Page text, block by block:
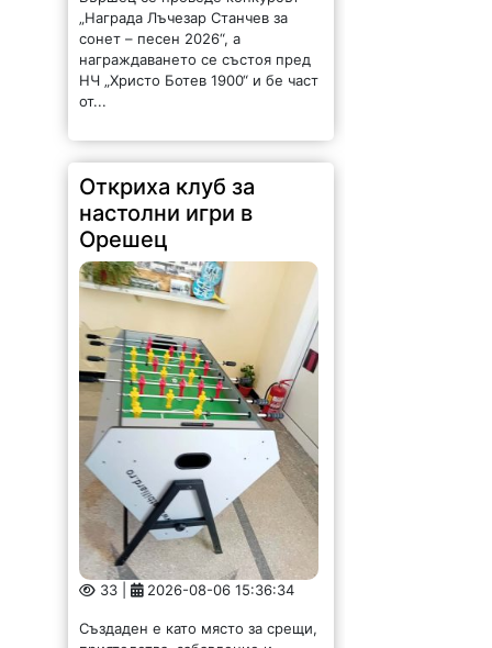
награждаването се състоя пред
НЧ „Христо Ботев 1900“ и бе част
от...
Откриха клуб за
настолни игри в
Орешец
33 | 2026-08-06 15:36:34
Създаден е като място за срещи,
приятелства, забавление и
общуване – без телефони и
екрани, но с много усмивки,